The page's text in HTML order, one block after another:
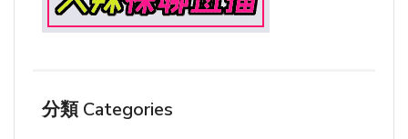
分類 Categories